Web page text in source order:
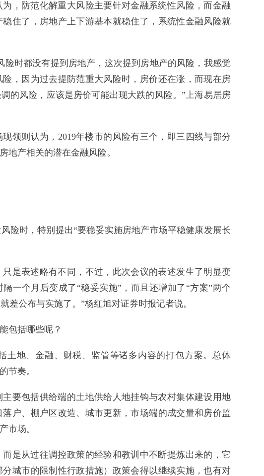
防范化解重大风险主要针对金融系统性风险，而金融
住了，房地产上下游基本就稳住了，系统性金融风险就
时都没有提到房地产，这次提到房地产的风险，我感觉
，因为过去提防范重大风险时，房价还在涨，而现在房
的风险，应该是房价可能出现大跌的风险。”上海易居房
则认为，2019年楼市的风险有三个，即三四线与部分
地产相关的潜在金融风险。
时，特别提出“要稳妥实施房地产市场平稳健康发展长
表述略有不同，不过，此次会议的表述发生了明显变
一个月后变成了“稳妥实施”，而且还增加了“方案”两个
差公布与实施了。”杨红旭对证券时报记者说。
包括哪些呢？
地、金融、财税、监管等诸多内容的打包方案。总体
节奏。
包括供给端的土地供给人地挂钩与农村集体建设用地
户、棚户区改造、城市更新，市场端的成交量和房价监
市场。
从过往调控政策的经验和教训中不断提炼出来的，它
城市的限制性行政措施）政策会得以继续实施，也有对